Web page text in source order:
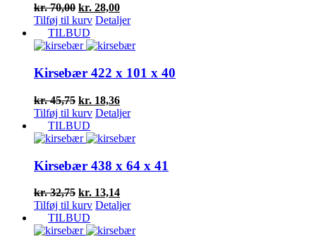
kr.70,00 Den
oprindelige
pris
var:
kr. 28,00Den
aktuelle
er:
Tilføj til kurv Detaljer
TILBUD
Kirsebær 422 x 101 x 40
kr.45,75 Den
oprindelige
pris
var:
kr. 18,36Den
aktuelle
er:
Tilføj til kurv Detaljer
TILBUD
Kirsebær 438 x 64 x 41
kr.32,75 Den
oprindelige
pris
var:
kr. 13,14Den
aktuelle
er:
Tilføj til kurv Detaljer
TILBUD